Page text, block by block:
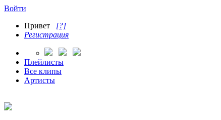
Войти
Привет [?]
Регистрация
Плейлисты
Все клипы
Артисты